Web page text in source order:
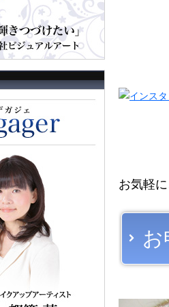
お気軽
お